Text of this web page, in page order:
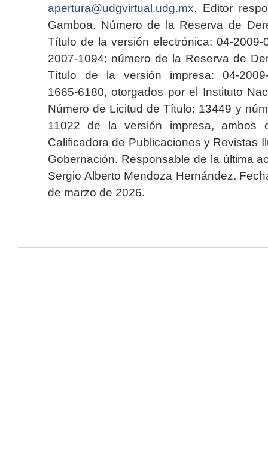
apertura@udgvirtual.udg.mx. Editor
Gamboa. Número de la Reserva de
Título de la versión electrónica: 04-2009-
2007-1094; número de la Reserva de
Título de la versión impresa: 04-2009-
1665-6180, otorgados por el Instituto
Número de Licitud de Título: 13449 y
11022 de la versión impresa, ambos
Calificadora de Publicaciones y Revistas
Gobernación. Responsable de la última
Sergio Alberto Mendoza Hernández.
de marzo de 2026.